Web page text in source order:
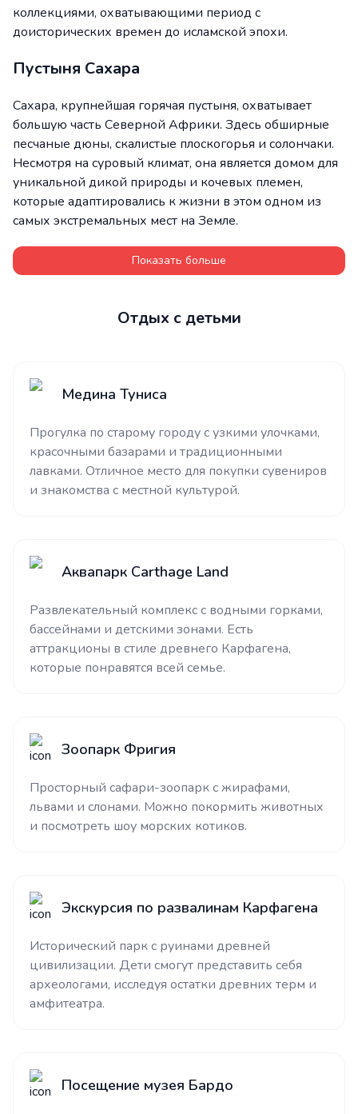
коллекциями, охватывающими период с
доисторических времен до исламской эпохи.
Пустыня Сахара
Сахара, крупнейшая горячая пустыня, охватывает
большую часть Северной Африки. Здесь обширные
песчаные дюны, скалистые плоскогорья и солончаки.
Несмотря на суровый климат, она является домом для
уникальной дикой природы и кочевых племен,
которые адаптировались к жизни в этом одном из
самых экстремальных мест на Земле.
Показать больше
Отдых с детьми
Медина Туниса
Прогулка по старому городу с узкими улочками,
красочными базарами и традиционными
лавками. Отличное место для покупки сувениров
и знакомства с местной культурой.
Аквапарк Carthage Land
Развлекательный комплекс с водными горками,
бассейнами и детскими зонами. Есть
аттракционы в стиле древнего Карфагена,
которые понравятся всей семье.
Зоопарк Фригия
Просторный сафари-зоопарк с жирафами,
львами и слонами. Можно покормить животных
и посмотреть шоу морских котиков.
Экскурсия по развалинам Карфагена
Исторический парк с руинами древней
цивилизации. Дети смогут представить себя
археологами, исследуя остатки древних терм и
амфитеатра.
Посещение музея Бардо